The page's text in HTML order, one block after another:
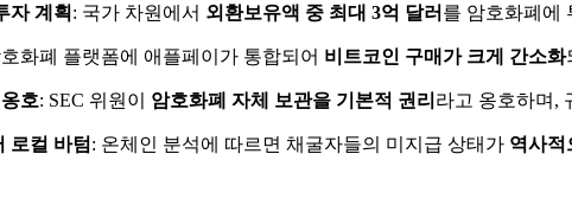
자 계획 : 국가 차원에서 외환보유액 중 최대 3억 달러 를 암호화폐에
화폐 플랫폼에 애플페이가 통합되어 비트코인 구매가 크게 간소화
호: SEC 위원이 암호화폐 자체 보관을 기본적 권리 라고 옹호하며,
로컬 바텀 : 온체인 분석에 따르면 채굴자들의 미지급 상태가 역사적